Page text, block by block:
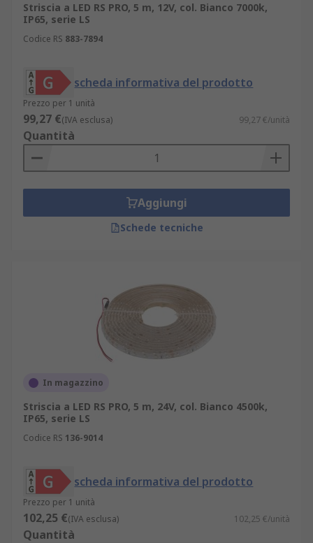
Striscia a LED RS PRO, 5 m, 12V, col. Bianco 7000k,
IP65, serie LS
Codice RS 883-7894
scheda informativa del prodotto
Prezzo per 1 unità
99,27 €(IVA esclusa) 99,27 €/unità
Quantità
Aggiungi
Schede tecniche
In magazzino
Striscia a LED RS PRO, 5 m, 24V, col. Bianco 4500k,
IP65, serie LS
Codice RS 136-9014
scheda informativa del prodotto
Prezzo per 1 unità
102,25 €(IVA esclusa) 102,25 €/unità
Quantità